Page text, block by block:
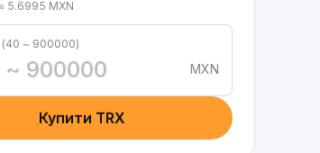
5.6995 MXN
(40 ~ 900000)
MXN
Купити TRX